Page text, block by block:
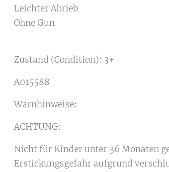
Leichter Abrieb
Ohne Gun
Zustand (Condition): 3+
A015588
Warnhinweise:
ACHTUNG:
Nicht für Kinder unter 36 Monaten
Erstickungsgefahr aufgrund